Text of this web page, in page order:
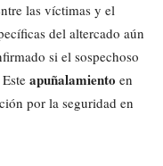
las víctimas y el
del altercado aún
si el sospechoso
apuñalamiento en
por la seguridad en